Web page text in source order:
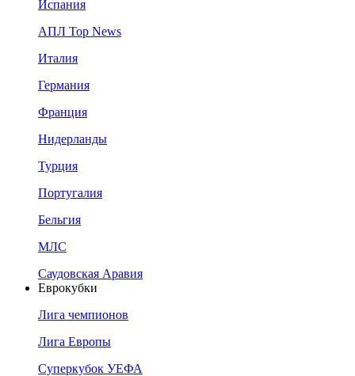
Испания
АПЛ Top News
Италия
Германия
Франция
Нидерланды
Турция
Португалия
Бельгия
МЛС
Саудовская Аравия
Еврокубки
Лига чемпионов
Лига Европы
Суперкубок УЕФА